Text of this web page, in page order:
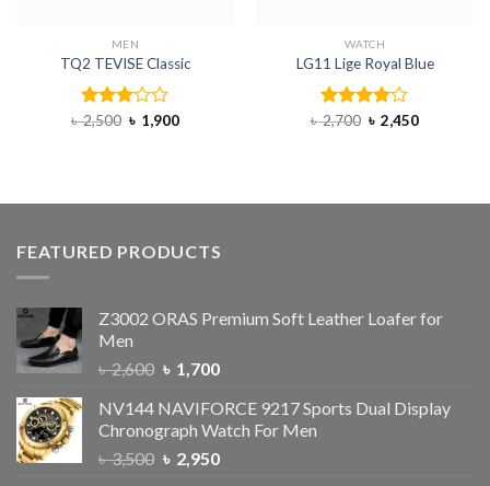
MEN
TQ2 TEVISE Classic
Rated
৳2,500 ৳ 1,900
WATCH
LG11 Lige Royal Blue
Rated
৳2,700 ৳ 2,450
FEATURED PRODUCTS
Z3002 ORAS Premium Soft Leather Loafer for
Men
৳2,600 ৳ 1,700
NV144 NAVIFORCE 9217 Sports Dual Display
Chronograph Watch For Men
৳3,500 ৳ 2,950